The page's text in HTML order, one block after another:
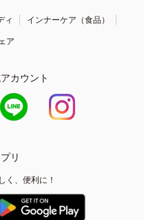
ィ
インナーケア（食品）
ア
カウント
リ
く、便利に！